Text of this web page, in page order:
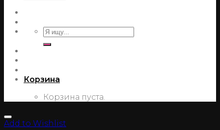
Корзина
Корзина пуста.
Add to Wishlist